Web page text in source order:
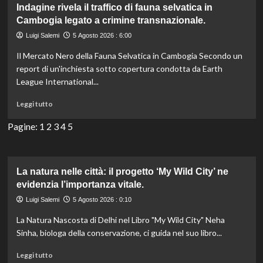
profondità
vietano
importazioni
di
e-
per
combattere
il
tossico.
Indagine rivela il traffico di fauna selvatica in
Cambogia legato a crimine transnazionale.
Luigi Salemi 5 Agosto 2026 : 6:00
Il Mercato Nero della Fauna Selvatica in Cambogia Secondo un
report di un'inchiesta sotto copertura condotta da Earth
League International...
Leggi tuttoLeggi
più
il
traffico
fauna
in
Cambogia
a
Pagine: 1 2 34 5
La natura nelle città: il progetto ‘My Wild City’ ne
evidenzia l’importanza vitale.
Luigi Salemi 5 Agosto 2026 : 0:10
La Natura Nascosta di Delhi nel Libro "My Wild City" Neha
Sinha, biologa della conservazione, ci guida nel suo libro...
Leggi tuttoLeggi